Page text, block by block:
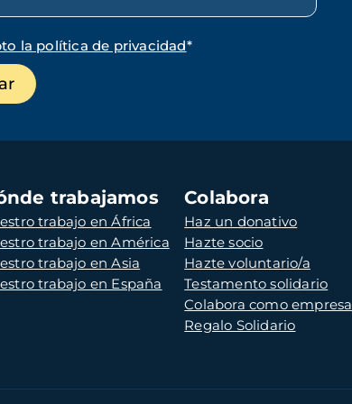
la política de privacidad*
trabajamos
trabajo en África
trabajo en América
trabajo en Asia
trabajo en España
Colabora
Haz un donativo
Hazte socio
Hazte voluntario/a
Testamento solidario
Colabora como empresa
Regalo Solidario